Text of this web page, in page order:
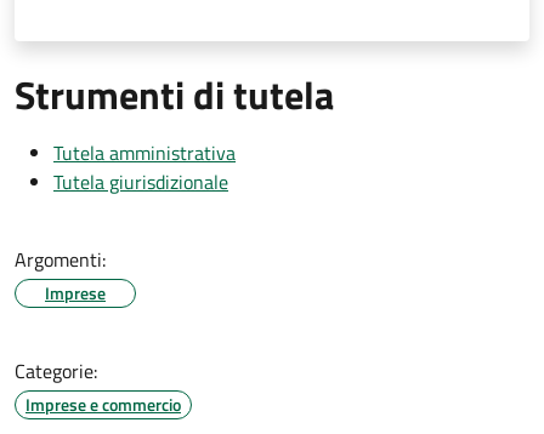
Strumenti di tutela
Tutela amministrativa
Tutela giurisdizionale
Argomenti:
Imprese
Categorie:
Imprese e commercio